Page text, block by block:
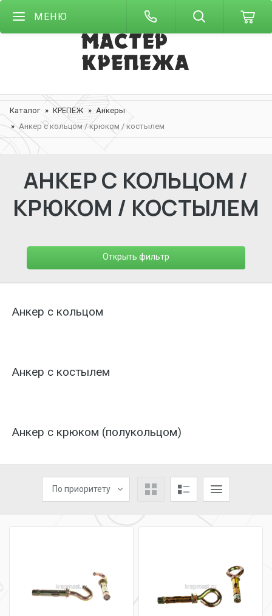
МЕНЮ
Каталог КРЕПЕЖ
Анкеры
Анкер с кольцом / крюком / костылем
АНКЕР С КОЛЬЦОМ /
КРЮКОМ / КОСТЫЛЕМ
Открыть фильтр
Анкер с кольцом
Анкер с костылем
Анкер с крюком (полукольцом)
По приоритету